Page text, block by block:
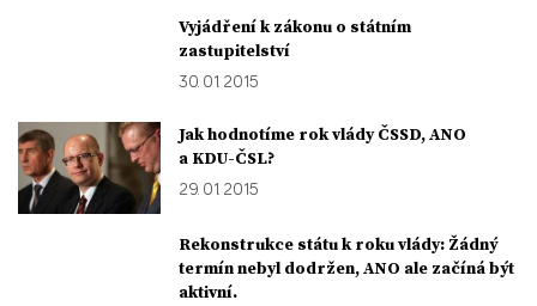
Vyjádření k zákonu o státním
zastupitelství
30. 01. 2015
Jak hodnotíme rok vlády ČSSD, ANO
a KDU-ČSL?
29. 01. 2015
Rekonstrukce státu k roku vlády: Žádný
termín nebyl dodržen, ANO ale začíná být
aktivní.